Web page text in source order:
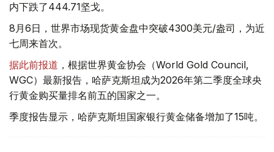
内下跌了444.71坚戈。
8月6日，世界市场现货黄金盘中突破4300美元/盎司，为近
七周来首次。
据此前报道 ，根据世界黄金协会（World Gold Council,
WGC）最新报告，哈萨克斯坦成为2026年第二季度全球央
行黄金购买量排名前五的国家之一。
季度报告显示，哈萨克斯坦国家银行黄金储备增加了15吨。